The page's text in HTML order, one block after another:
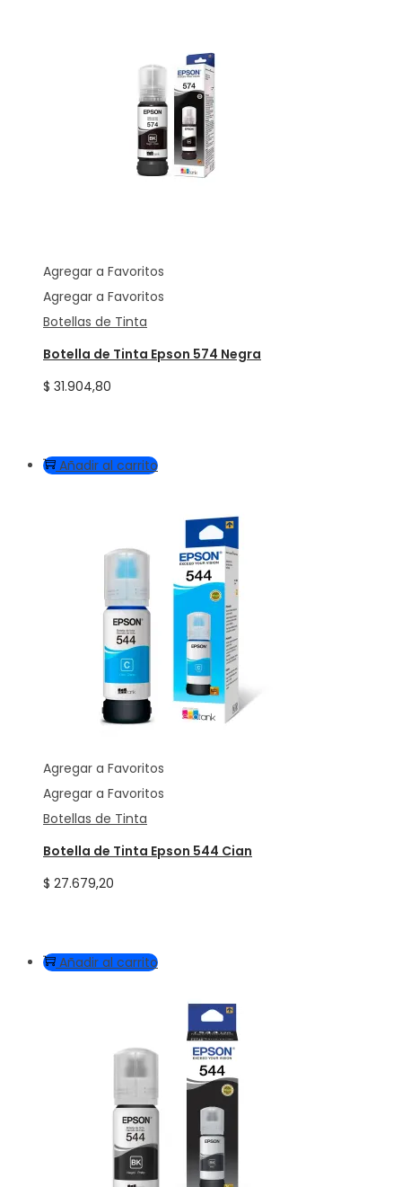
Agregar a Favoritos
Agregar a Favoritos
Botellas de Tinta
Botella de Tinta Epson 574 Negra
$ 31.904,80
Añadir al carrito
Agregar a Favoritos
Agregar a Favoritos
Botellas de Tinta
Botella de Tinta Epson 544 Cian
$ 27.679,20
Añadir al carrito